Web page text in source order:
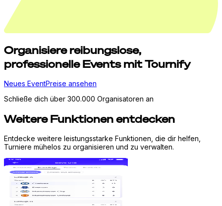
Organisiere reibungslose,
professionelle Events mit Tournify
Neues EventPreise ansehen
Schließe dich über 300.000 Organisatoren an
Weitere Funktionen entdecken
Entdecke weitere leistungsstarke Funktionen, die dir helfen,
Turniere mühelos zu organisieren und zu verwalten.